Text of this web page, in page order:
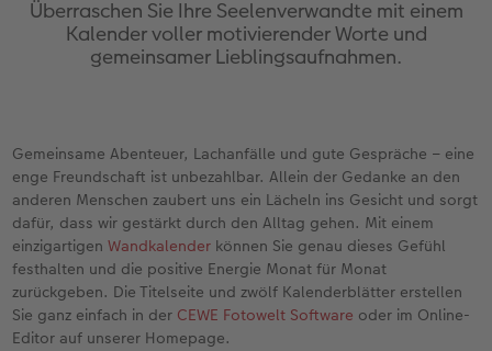
Erinnerungstasche
Personalisierter Schuber
Inspiration
Jahrbuch
Reisefotobuch
Kundenbeispiele
hexxas
Acrylglas
Gallery Print
Hartschaum
Foto auf Holz
Mehrteiler
Bilderboxen
Fotosets
Art Prints
Rahmen
Fotogrößen & Formate
Bestellwege
Sofortfotos
Sofortfotos mit Rahmen
Sofortfotos mit Design
Sofortfotostreifen
Sofortfotogrußkarten
Sofortfotosets
Fototassen
Emaille Becher
Dekoration
Schule & Büro
Textilien
Art Prints
Geburtskarten
Taufkarten
Postkarten verschicken
Fotokarten
Digitale Grußkarte
Bestellwege
Silikonhüllen
Handykette
Lederhüllen
Holzhüllen
Bio-based Case
Mit Design
Papierqualitäten
Bestellwege
Kalender mit fertigem Design
Gestaltungsideen
CEWE myPhotos
Neuheiten
Danke sagen
für Männer
für Freundinnen
für Kinder
für Großeltern
für Tierfreunde
Erste Schritte
Softwaretipps
Überraschen Sie Ihre Seelenverwandte mit einem
Kalender voller motivierender Worte und
gemeinsamer Lieblingsaufnahmen.
Gemeinsame Abenteuer, Lachanfälle und gute Gespräche – eine
enge Freundschaft ist unbezahlbar. Allein der Gedanke an den
anderen Menschen zaubert uns ein Lächeln ins Gesicht und sorgt
dafür, dass wir gestärkt durch den Alltag gehen. Mit einem
einzigartigenWandkalender können Sie genau dieses Gefühl
festhalten und die positive Energie Monat für Monat
zurückgeben. Die Titelseite und zwölf Kalenderblätter erstellen
Sie ganz einfach in der CEWE Fotowelt Software oder im Online-
Editor auf unserer Homepage.